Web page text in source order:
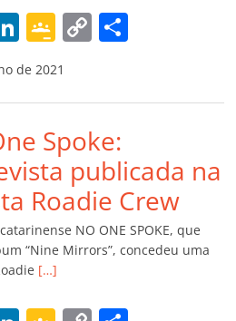
m
Li
n
k
e
dI
n
G
o
o
gl
e
Cl
a
ss
ro
o
C
y
Li
n
k
p
til
h
ar
de 2021
Spoke:
publicada na
Roadie Crew
NO ONE SPOKE, que
“Nine Mirrors”, concedeu uma
[…]